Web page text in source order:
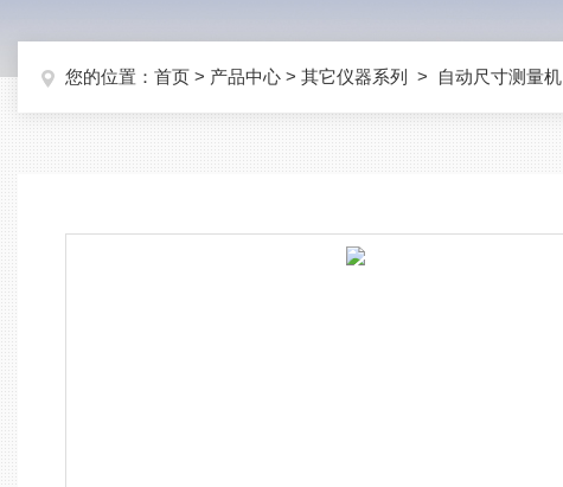
您的位置： 首页 > 产品中心 > 其它仪器系列 > 自动尺寸测量机